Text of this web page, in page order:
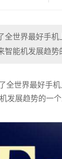
全世界最好手
智能机发展趋
全世界最好手
发展趋势的一个